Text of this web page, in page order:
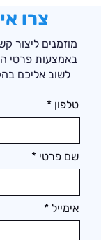
צרו
מוזמנים ליצור
באמצעות פרטי
לשוב אליכם
טלפון
שם פרטי
אימייל